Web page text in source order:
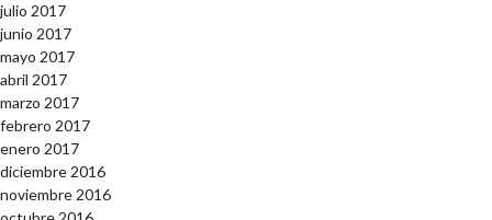
julio 2017
junio 2017
mayo 2017
abril 2017
marzo 2017
febrero 2017
enero 2017
diciembre 2016
noviembre 2016